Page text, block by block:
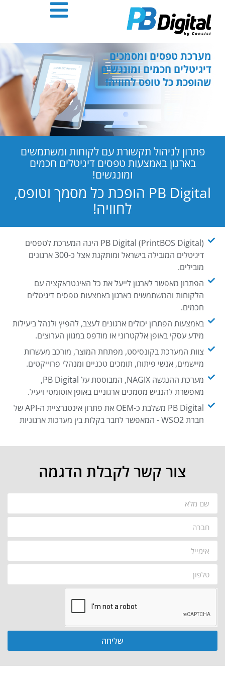
אנטר
מערכת טפסים ומסמכים
דיגיטלים חכמים ומונגשים
שהופכת כל טופס לחוויה!
פתרון לניהול תקשורת עם לקוחות ומשתמשים
בארגון באמצעות טפסים דיגיטלים חכמים
ומונגשים!
PB Digital הופכת כל מסמך וטופס,
לחוויה!
PB Digital (PrintBOS Digital) הינה המערכת לטפסים
דיגיטלים המובילה בישראל ומותקנת אצל כ-300 ארגונים
מובילים.
הפתרון מאפשר לארגון לייעל את כל האינטראקציה עם
הלקוחות והמשתמשים בארגון באמצעות טפסים דיגיטלים
חכמים.
באמצעות הפתרון יכולים ארגונים לעצב, להפיץ ולנהל ביעילות
מידע עסקי באופן אלקטרוני או מודפס במגוון הערוצים.
צוות המערכת בקונסיסט, מפתחת המוצר, מורכב מעשרות
מיישמים, אנשי פיתוח, תומכים טכניים ומנהלי פרוייקטים.
מערכת ההנגשה NAGIX, המבוססת על PB Digital,
מאפשרת להנגיש מסמכים ארגוניים באופן אוטומטי ויעיל.
PB Digital משלבת כ-OEM את פתרון אינטגרציית ה-API של
חברת WSO2 - המאפשר לחבר בקלות בין מערכות ארגוניות
צור קשר לקבלת הדגמה
שליחה